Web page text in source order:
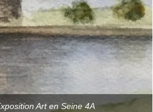
Art en Seine 4A